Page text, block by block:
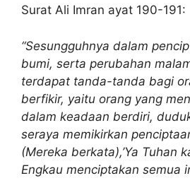
Surat Ali Imran ayat 190-191:
“Sesungguhnya dalam
bumi, serta perubahan
terdapat tanda-tanda bagi
berfikir, yaitu orang yang
dalam keadaan berdiri,
seraya memikirkan
(Mereka berkata),’Ya Tuhan
Engkau menciptakan semua